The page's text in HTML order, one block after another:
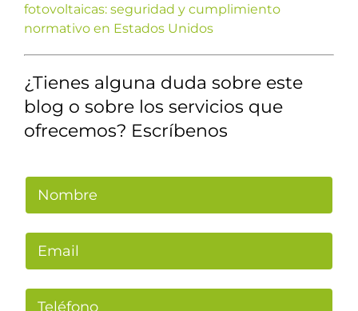
fotovoltaicas: seguridad y cumplimiento
normativo en Estados Unidos
¿Tienes alguna duda sobre este
blog o sobre los servicios que
ofrecemos? Escríbenos